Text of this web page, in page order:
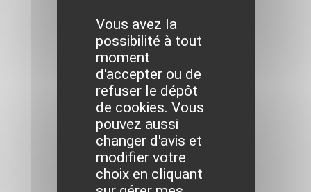
Vous avez la
possibilité à tout
moment
d'accepter ou de
refuser le dépôt
de cookies. Vous
pouvez aussi
changer d'avis et
modifier votre
choix en cliquant